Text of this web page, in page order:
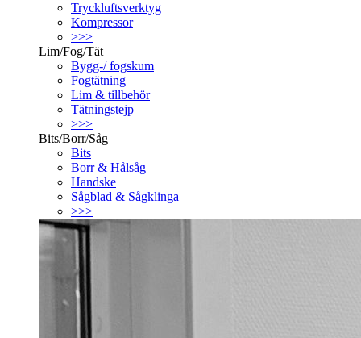
Tryckluftsverktyg
Kompressor
>>>
Lim/Fog/Tät
Bygg-/ fogskum
Fogtätning
Lim & tillbehör
Tätningstejp
>>>
Bits/Borr/Såg
Bits
Borr & Hålsåg
Handske
Sågblad & Sågklinga
>>>